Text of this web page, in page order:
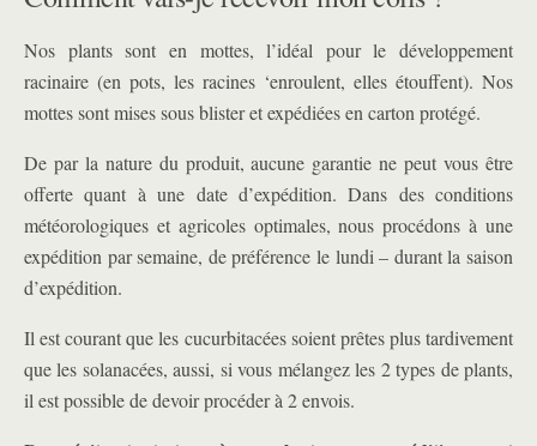
Nos plants sont en mottes, l’idéal pour le développement
racinaire (en pots, les racines ‘enroulent, elles étouffent). Nos
mottes sont mises sous blister et expédiées en carton protégé.
De par la nature du produit, aucune garantie ne peut vous être
offerte quant à une date d’expédition. Dans des conditions
météorologiques et agricoles optimales, nous procédons à une
expédition par semaine, de préférence le lundi – durant la saison
d’expédition.
Il est courant que les cucurbitacées soient prêtes plus tardivement
que les solanacées, aussi, si vous mélangez les 2 types de plants,
il est possible de devoir procéder à 2 envois.